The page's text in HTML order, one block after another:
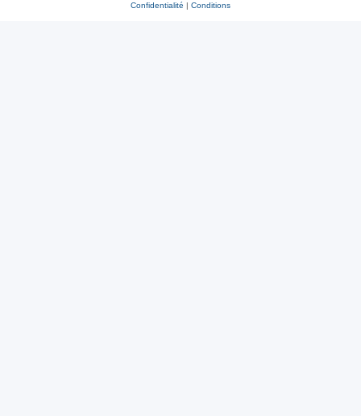
Confidentialité | Conditions